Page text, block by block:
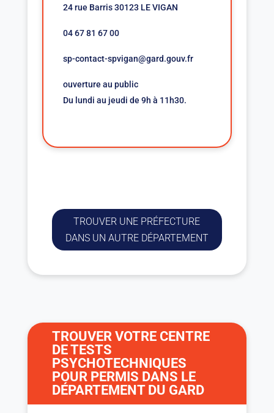
24 rue Barris 30123 LE VIGAN
04 67 81 67 00
sp-contact-spvigan@gard.gouv.fr
ouverture au public
Du lundi au jeudi de 9h à 11h30.
TROUVER UNE PRÉFECTURE
DANS UN AUTRE DÉPARTEMENT
TROUVER VOTRE CENTRE
DE TESTS
PSYCHOTECHNIQUES
POUR PERMIS DANS LE
DÉPARTEMENT DU GARD